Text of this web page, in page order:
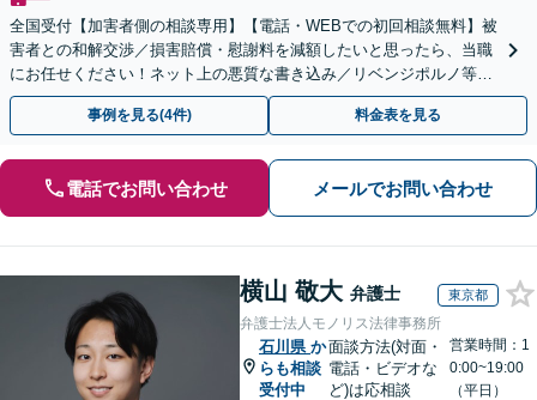
全国受付【加害者側の相談専用】【電話・WEBでの初回相談無料】被
害者との和解交渉／損害賠償・慰謝料を減額したいと思ったら、当職
にお任せください！ネット上の悪質な書き込み／リベンジポルノ等、
代表弁護士が最後まで対応【関東エリア以外の相談も可】
事例を見る(4件) 料金表を見る
電話でお問い合わせ メールでお問い合わせ
横山 敬大 弁護士 東京都
弁護士法人モノリス法律事務所
石川県 か
らも相談
受付中
面談方法(対面・
電話・ビデオな
ど)は応相談
営業時間：1
0:00~19:00
（平日）